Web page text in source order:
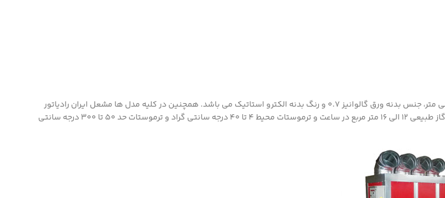
در کلیه هیتر یا بخاری های گلخانه ای زیر قطر هوای خروجی 40 سانتی متر، قطر لوله هوای گرم 20 سانتی متر، جنس بدنه ورق گالوانیز 0.7 و رنگ بدنه الکترو استاتیک می باشد. همچنین در کلیه مدل ها مشعل ایران رادیاتور
80/2 بوده با ظرفیت حرارتی 220000 (کالری در ساعت)، مصرف گازوییل 10 الی 12 لیتر در ساعت و مصرف گاز طبیعی 12 الی 16 متر مربع در ساعت و ترموستات محیط 4 تا 40 درجه سانتی گراد و ترموستات حد 50 تا 300 درجه سانتی